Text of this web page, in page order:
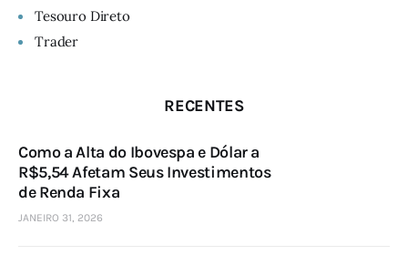
Tesouro Direto
Trader
RECENTES
Como a Alta do Ibovespa e Dólar a
R$5,54 Afetam Seus Investimentos
de Renda Fixa
JANEIRO 31, 2026